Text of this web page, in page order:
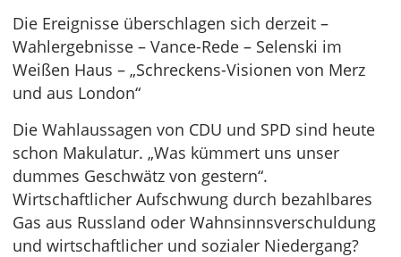
Die Ereignisse überschlagen sich derzeit –
Wahlergebnisse – Vance-Rede – Selenski im
Weißen Haus – „Schreckens-Visionen von Merz
und aus London“
Die Wahlaussagen von CDU und SPD sind heute
schon Makulatur. „Was kümmert uns unser
dummes Geschwätz von gestern“.
Wirtschaftlicher Aufschwung durch bezahlbares
Gas aus Russland oder Wahnsinnsverschuldung
und wirtschaftlicher und sozialer Niedergang?